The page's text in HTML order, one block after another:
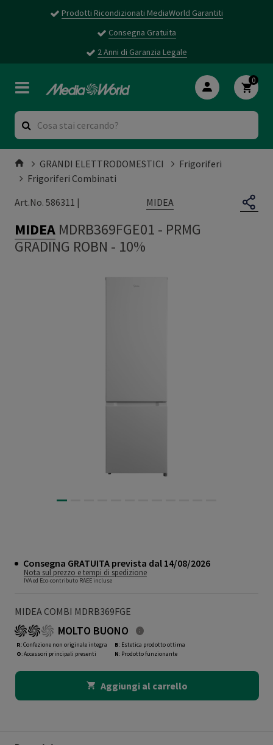
Prodotti Ricondizionati MediaWorld Garantiti
Consegna Gratuita
2 Anni di Garanzia Legale
0
GRANDI ELETTRODOMESTICI
Frigoriferi
Frigoriferi Combinati
Art.No. 586311 |
MIDEA
MIDEA MDRB369FGE01 - PRMG
GRADING ROBN - 10%
Consegna GRATUITA prevista dal 14/08/2026
Nota sul prezzo e tempi di spedizione
IVA ed Eco-contributo RAEE incluse
MIDEA COMBI MDRB369FGE
MOLTO BUONO
R: Confezione non originale integra
O: Accessori principali presenti
B: Estetica prodotto ottima
N: Prodotto funzionante
Aggiungi al carrello